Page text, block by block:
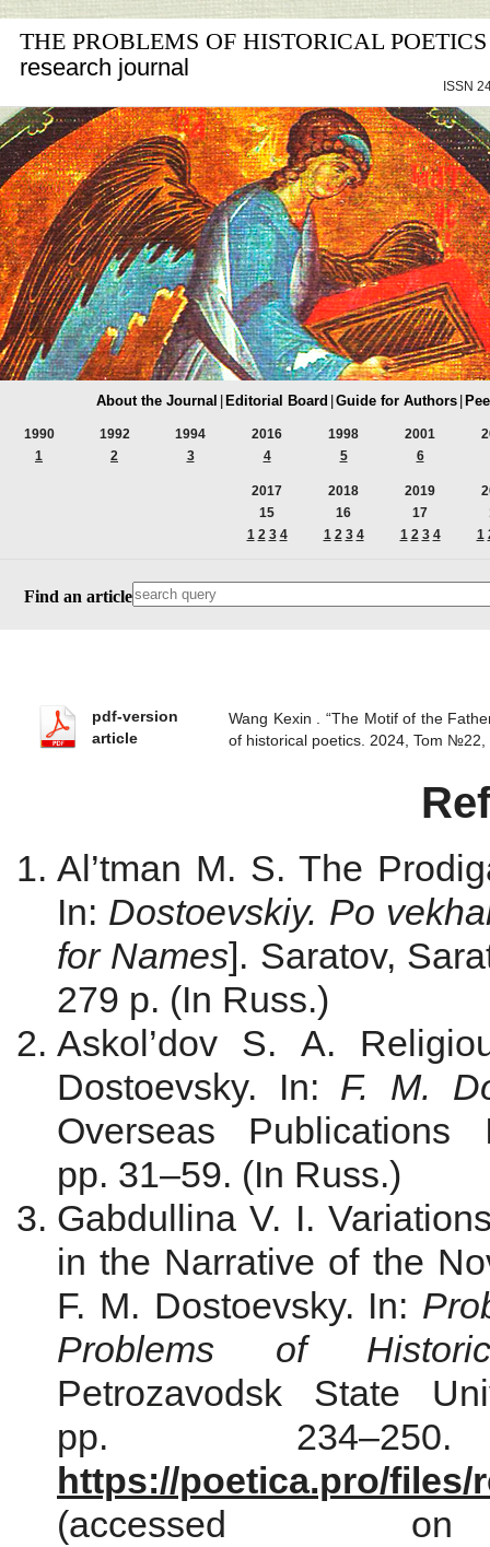
THE PROBLEMS OF HISTORICAL POETICS
research journal
ISSN
About the Journal Editorial Board Guide for Authors
1990
1
1992
2
1994
3
2016
4
1998
5
2001
6
2017
15
1 2 3 4
2018
16
1 2 3 4
2019
17
1 2 3 4
1
Find an article
pdf-version
article
Wang Kexin . “The Motif of the
of historical poetics. 2024, Tom
Al’tman M. S. The
In: Dostoevskiy. Po
for Names]. Saratov,
279 p. (In Russ.)
Askol’dov S. A.
Dostoevsky. In: F. M.
Overseas
pp. 31–59. (In Russ.)
Gabdullina V. I.
in the Narrative of the
F. M. Dostoevsky. In:
Problems of
Petrozavodsk State
pp.
https://poetica.pro/files/
(accessed